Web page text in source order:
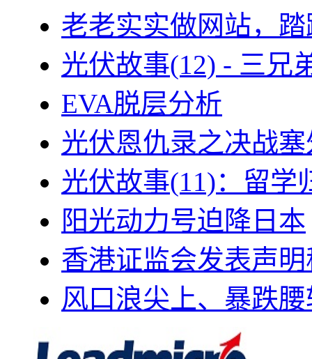
老老实实做网站，
光伏故事(12) - 三兄
EVA脱层分析
光伏恩仇录之决战
光伏故事(11)：留学
阳光动力号迫降日本
香港证监会发表声
风口浪尖上、暴跌